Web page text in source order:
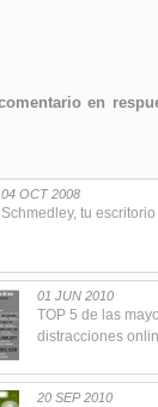
en
04 OCT 2008
Schmedley, tu
01 JUN 2010
TOP 5 de las
distracciones
20 SEP 2010